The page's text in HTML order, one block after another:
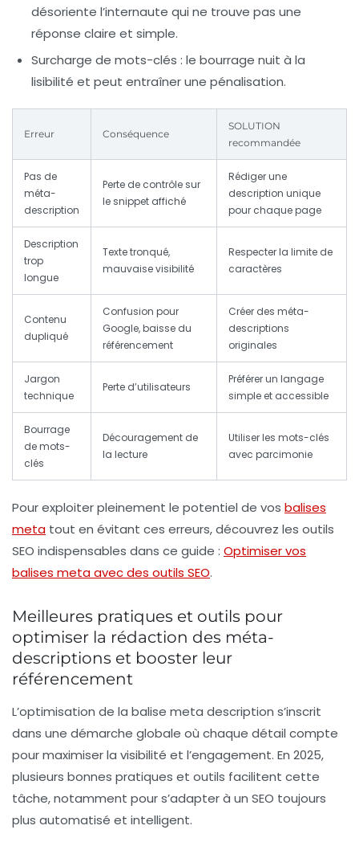
désoriente l’internaute qui ne trouve pas une
réponse claire et simple.
Surcharge de mots-clés : le bourrage nuit à la
lisibilité et peut entraîner une pénalisation.
Erreur Conséquence
SOLUTION
recommandée
Pas de
méta-
description
Perte de contrôle sur
le snippet affiché
Rédiger une
description unique
pour chaque page
Description
trop
longue
Texte tronqué,
mauvaise visibilité
Respecter la limite de
caractères
Contenu
dupliqué
Confusion pour
Google, baisse du
référencement
Créer des méta-
descriptions
originales
Jargon
technique
Perte d’utilisateurs
Préférer un langage
simple et accessible
Bourrage
de mots-
clés
Découragement de
la lecture
Utiliser les mots-clés
avec parcimonie
Pour exploiter pleinement le potentiel de vos balises
meta tout en évitant ces erreurs, découvrez les outils
SEO indispensables dans ce guide : Optimiser vos
balises meta avec des outils SEO.
Meilleures pratiques et outils pour
optimiser la rédaction des méta-
descriptions et booster leur
référencement
L’optimisation de la balise meta description s’inscrit
dans une démarche globale où chaque détail compte
pour maximiser la visibilité et l’engagement. En 2025,
plusieurs bonnes pratiques et outils facilitent cette
tâche, notamment pour s’adapter à un SEO toujours
plus automatisé et intelligent.